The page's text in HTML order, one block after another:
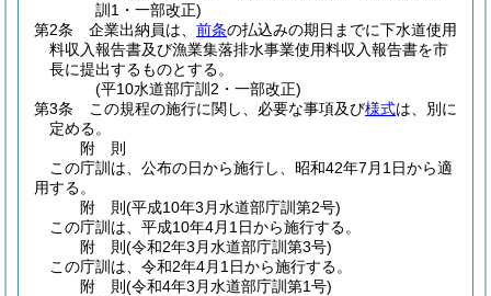
訓1・一部改正)
第2条
企業出納員は、 前条の払込みの期日までに下水道使用
料収入報告書及び漁業集落排水事業使用料収入報告書を市
長に提出するものとする。
(平10水道部庁訓2・一部改正)
第3条
この規程の施行に関し、必要な事項及び様式は、別に
定める。
附 則
この庁訓は、公布の日から施行し、昭和42年7月1日から適
用する。
附 則(平成10年3月水道部庁訓第2号)
この庁訓は、平成10年4月1日から施行する。
附 則(令和2年3月水道部庁訓第3号)
この庁訓は、令和2年4月1日から施行する。
附 則(令和4年3月水道部庁訓第1号)